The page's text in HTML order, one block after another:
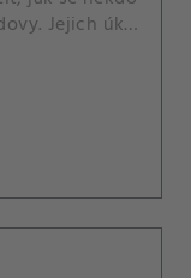
Jejich úkol